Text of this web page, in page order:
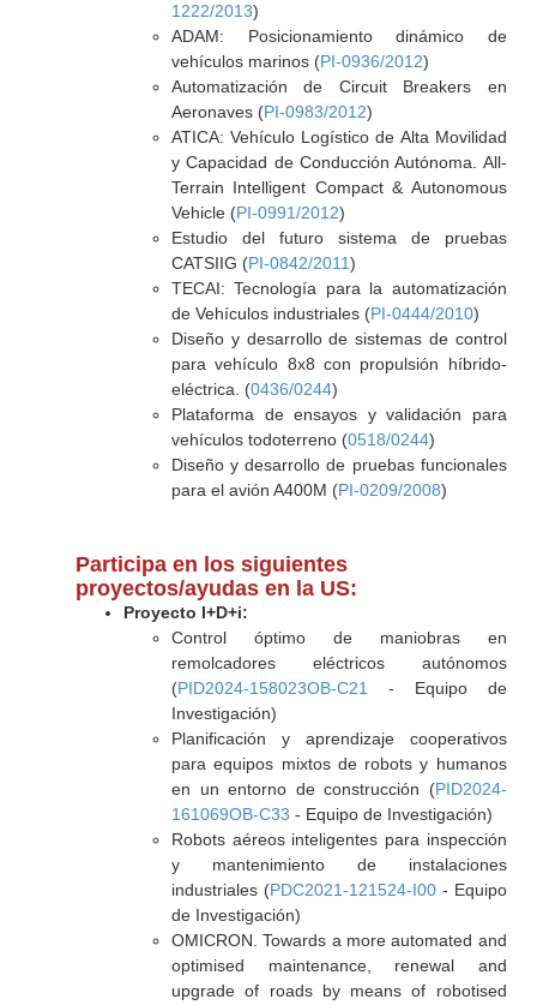
1222/2013)
ADAM: Posicionamiento dinámico de
vehículos marinos (PI-0936/2012)
Automatización de Circuit Breakers en
Aeronaves (PI-0983/2012)
ATICA: Vehículo Logístico de Alta Movilidad
y Capacidad de Conducción Autónoma. All-
Terrain Intelligent Compact & Autonomous
Vehicle (PI-0991/2012)
Estudio del futuro sistema de pruebas
CATSIIG (PI-0842/2011)
TECAI: Tecnología para la automatización
de Vehículos industriales (PI-0444/2010)
Diseño y desarrollo de sistemas de control
para vehículo 8x8 con propulsión híbrido-
eléctrica. (0436/0244)
Plataforma de ensayos y validación para
vehículos todoterreno (0518/0244)
Diseño y desarrollo de pruebas funcionales
para el avión A400M (PI-0209/2008)
Participa en los siguientes
proyectos/ayudas en la US:
Proyecto I+D+i:
Control óptimo de maniobras en
remolcadores eléctricos autónomos
(PID2024-158023OB-C21
- Equipo de
Investigación)
Planificación y aprendizaje cooperativos
para equipos mixtos de robots y humanos
en un entorno de construcción (PID2024-
161069OB-C33 - Equipo de Investigación)
Robots aéreos inteligentes para inspección
y mantenimiento de instalaciones
industriales (PDC2021-121524-I00- Equipo
de Investigación)
OMICRON. Towards a more automated and
optimised maintenance, renewal and
upgrade of roads by means of robotised